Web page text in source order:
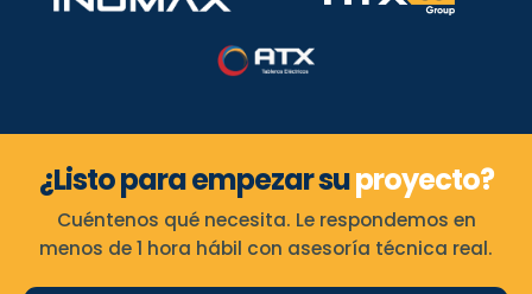
¿Listo para empezar suproyecto?
Cuéntenos qué necesita. Le respondemos en
menos de 1 hora hábil con asesoría técnica real.